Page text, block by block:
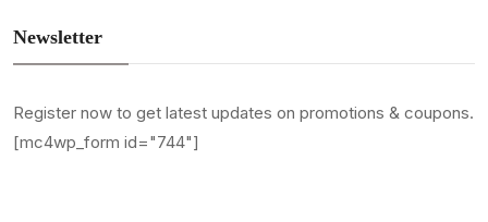
Newsletter
Register now to get latest updates on promotions & coupons.
[mc4wp_form id="744"]